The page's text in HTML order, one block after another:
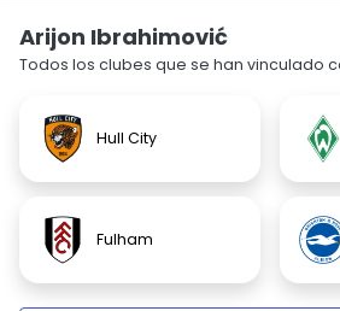
Arijon Ibrahimović
Todos los clubes que se han vinculado
Hull City
Fulham